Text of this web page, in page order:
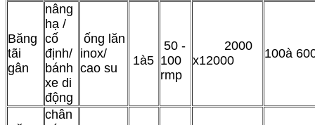
Băng
tãi
gân
nâng
hạ /
cố
định/
bánh
xe di
động
ống lăn
inox/
cao su
1à5
50 -
100
rmp
2000
x12000
100à
chân